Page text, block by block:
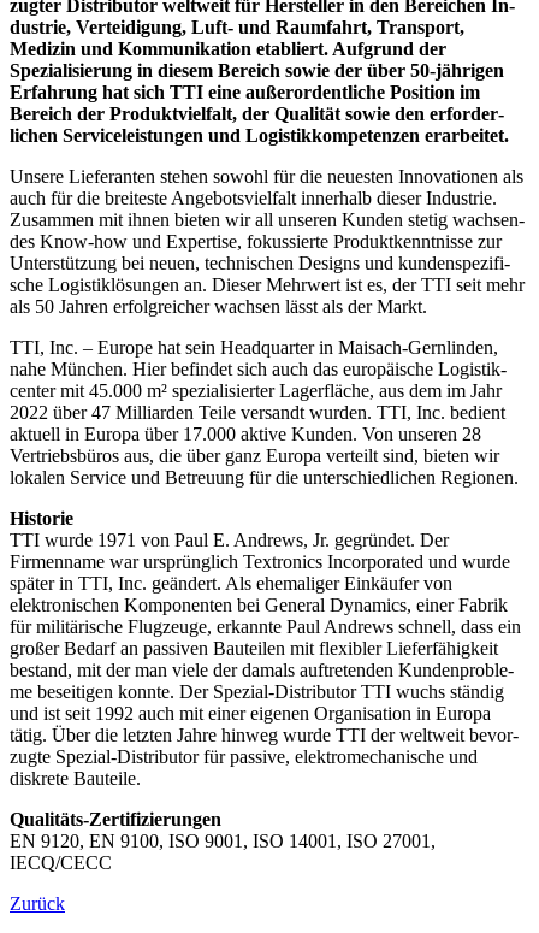
zug­ter Distributor welt­weit für Hersteller in den Bereichen In­
dus­trie, Verteidigung, Luft- und Raum­fahrt, Transport,
Medizin und Kom­mu­ni­ka­tion etabliert. Aufgrund der
Spezialisierung in diesem Bereich sowie der über 50-jährigen
Erfahrung hat sich TTI eine außer­or­dent­liche Position im
Bereich der Pro­dukt­viel­falt, der Qualität sowie den er­for­der­
lichen Service­leis­tungen und Logistik­kom­pe­ten­zen erarbeitet.
Unsere Lieferanten stehen sowohl für die neuesten Inno­va­tio­nen als
auch für die brei­teste Angebots­viel­falt in­ner­halb dieser In­dus­trie.
Zusam­men mit ihnen bieten wir all un­se­ren Kunden stetig wach­sen­
des Know-how und Ex­per­tise, fo­kus­sier­te Pro­duk­tkennt­nisse zur
Unter­stüt­zung bei neuen, tech­nischen Designs und kun­den­spe­zi­fi­
sche Logistik­lö­sun­gen an. Dieser Mehr­wert ist es, der TTI seit mehr
als 50 Jahren erfolg­reicher wachsen lässt als der Markt.
TTI, Inc. – Europe hat sein Headquarter in Maisach-Gernlinden,
nahe München. Hier befindet sich auch das europäische Lo­gis­tik­
center mit 45.000 m² spe­zia­li­sier­ter Lager­fläche, aus dem im Jahr
2022 über 47 Mil­liar­den Teile versandt wurden. TTI, Inc. be­dient
aktuell in Europa über 17.000 ak­tive Kun­den. Von unseren 28
Vertriebs­büros aus, die über ganz Europa verteilt sind, bieten wir
lokalen Service und Betreuung für die unter­schied­lichen Regionen.
Historie
TTI wurde 1971 von Paul E. Andrews, Jr. ge­grün­det. Der
Firmenname war ursprünglich Textronics Incorporated und wurde
später in TTI, Inc. ge­än­dert. Als ehemaliger Einkäufer von
elektronischen Kom­po­nenten bei General Dynamics, einer Fabrik
für militärische Flug­zeuge, er­kann­te Paul Andrews schnell, dass ein
großer Bedarf an passiven Bau­tei­len mit flexibler Liefer­fähigkeit
bestand, mit der man viele der damals auf­tre­ten­den Kunden­pro­ble­
me besei­tigen konnte. Der Spezial-Distributor TTI wuchs ständig
und ist seit 1992 auch mit einer ei­ge­nen Orga­ni­sation in Europa
tätig. Über die letzten Jahre hin­weg wurde TTI der welt­weit be­vor­
zugte Spezial-Dis­tri­butor für passive, elektro­me­cha­ni­sche und
diskrete Bauteile.
Qualitäts-Zertifizierungen
EN 9120, EN 9100, ISO 9001, ISO 14001, ISO 27001,
IECQ/CECC
Zurück